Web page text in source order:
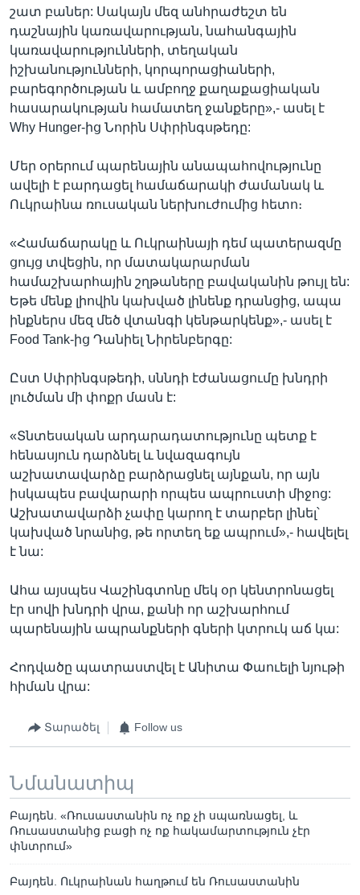
շատ բաներ: Սակայն մեզ անհրաժեշտ են
դաշնային կառավարության, նահանգային
կառավարությունների, տեղական
իշխանությունների, կորպորացիաների,
բարեգործության և ամբողջ քաղաքացիական
հասարակության համատեղ ջանքերը»,- ասել է
Why Hunger-ից Նորին Սփրինգսթեդը:
Մեր օրերում պարենային անապահովությունը
ավելի է բարդացել համաճարակի ժամանակ և
Ուկրաինա ռուսական ներխուժումից հետո։
«Համաճարակը և Ուկրաինայի դեմ պատերազմը
ցույց տվեցին, որ մատակարարման
համաշխարհային շղթաները բավականին թույլ են:
Եթե մենք լիովին կախված լինենք դրանցից, ապա
ինքներս մեզ մեծ վտանգի կենթարկենք»,- ասել է
Food Tank-ից Դանիել Նիրենբերգը:
Ըստ Սփրինգսթեդի, սննդի էժանացումը խնդրի
լուծման մի փոքր մասն է:
«Տնտեսական արդարադատությունը պետք է
հենասյուն դարձնել և նվազագույն
աշխատավարձը բարձրացնել այնքան, որ այն
իսկապես բավարարի որպես ապրուստի միջոց:
Աշխատավարձի չափը կարող է տարբեր լինել՝
կախված նրանից, թե որտեղ եք ապրում»,- հավելել
է նա:
Ահա այսպես Վաշինգտոնը մեկ օր կենտրոնացել
էր սովի խնդրի վրա, քանի որ աշխարհում
պարենային ապրանքների գների կտրուկ աճ կա:
Հոդվածը պատրաստվել է Անիտա Փաուելի նյութի
հիման վրա:
Տարածել Follow us
Նմանատիպ
Բայդեն. «Ռուսաստանին ոչ ոք չի սպառնացել, և
Ռուսաստանից բացի ոչ ոք հակամարտություն չէր
փնտրում»
Բայդեն. Ուկրաինան հաղթում են Ռուսաստանին